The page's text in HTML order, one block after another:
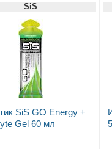
SiS
SiS GO Energy +
Gel 60 мл